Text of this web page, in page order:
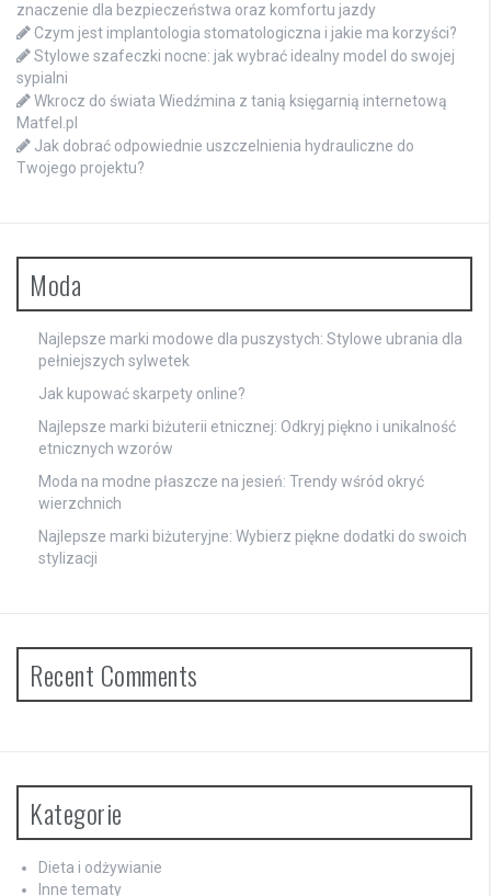
znaczenie dla bezpieczeństwa oraz komfortu jazdy
Czym jest implantologia stomatologiczna i jakie ma korzyści?
Stylowe szafeczki nocne: jak wybrać idealny model do swojej
sypialni
Wkrocz do świata Wiedźmina z tanią księgarnią internetową
Matfel.pl
Jak dobrać odpowiednie uszczelnienia hydrauliczne do
Twojego projektu?
Moda
Najlepsze marki modowe dla puszystych: Stylowe ubrania dla
pełniejszych sylwetek
Jak kupować skarpety online?
Najlepsze marki biżuterii etnicznej: Odkryj piękno i unikalność
etnicznych wzorów
Moda na modne płaszcze na jesień: Trendy wśród okryć
wierzchnich
Najlepsze marki biżuteryjne: Wybierz piękne dodatki do swoich
stylizacji
Recent Comments
Kategorie
Dieta i odżywianie
Inne tematy